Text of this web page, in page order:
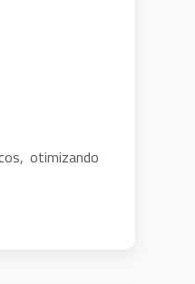
otimizando